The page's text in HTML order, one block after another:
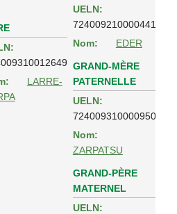
LARRE-
UELN:
724009210000441
Nom:
EDER
GRAND-MÈRE
PATERNELLE
UELN:
724009310000950
Nom:
ZARPATSU
GRAND-PÈRE
MATERNEL
UELN: